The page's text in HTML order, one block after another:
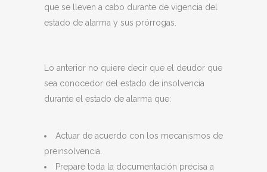
que se lleven a cabo durante de vigencia del
estado de alarma y sus prórrogas.
Lo anterior no quiere decir que el deudor que
sea conocedor del estado de insolvencia
durante el estado de alarma que:
Actuar de acuerdo con los mecanismos de
preinsolvencia.
Prepare toda la documentación precisa a